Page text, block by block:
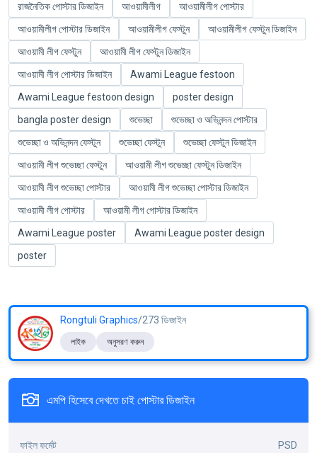
রাজনৈতিক পোস্টার ডিজাইন
আওয়ামীলীগ
আওয়ামীলীগ পোস্টার
আওয়ামীলীগ পোস্টার ডিজাইন
আওয়ামীলীগ ফেস্টুন
আওয়ামীলীগ ফেস্টুন ডিজাইন
আওয়ামী লীগ ফেস্টুন
আওয়ামী লীগ ফেস্টুন ডিজাইন
আওয়ামী লীগ পোস্টার ডিজাইন
Awami League festoon
Awami League festoon design
poster design
bangla poster design
শুভেচ্ছা
শুভেচ্ছা ও অভিনন্দন পোস্টার
শুভেচ্ছা ও অভিনন্দন ফেস্টুন
শুভেচ্ছা ফেস্টুন
শুভেচ্ছা ফেস্টুন ডিজাইন
আওয়ামী লীগ শুভেচ্ছা ফেস্টুন
আওয়ামী লীগ শুভেচ্ছা ফেস্টুন ডিজাইন
আওয়ামী লীগ শুভেচ্ছা পোস্টার
আওয়ামী লীগ শুভেচ্ছা পোস্টার ডিজাইন
আওয়ামী লীগ পোস্টার
আওয়ামী লীগ পোস্টার ডিজাইন
Awami League poster
Awami League poster design
poster
Rongtuli Graphics/273 ডিজাইন
লাইক অনুসরণ করুন
এমপি হিসেবে দেখতে চাই পোস্টার ডিজাইন
ফাইল ফর্মেট PSD